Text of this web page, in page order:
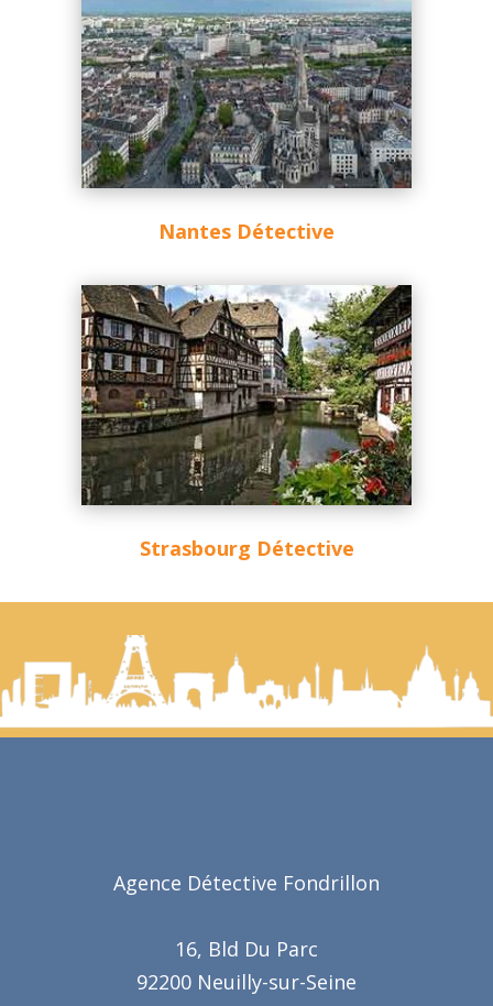
Nantes Détective
Strasbourg Détective
Agence Détective Fondrillon
16, Bld Du Parc
92200 Neuilly-sur-Seine